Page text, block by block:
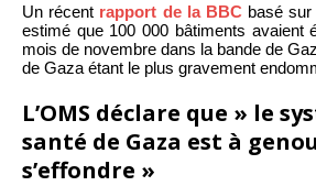
Un récent rapport de la BBCbasé sur
estimé que 100 000 bâtiments avaient
mois de novembre dans la bande de
de Gaza étant le plus gravement
L’OMS déclare que » le
santé de Gaza est à
s’effondre »